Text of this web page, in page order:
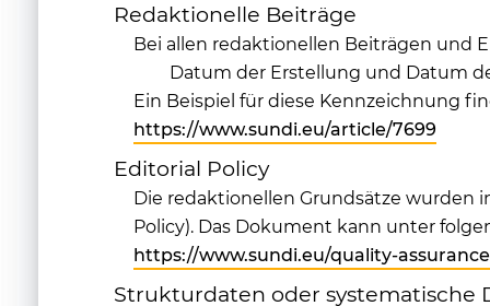
Redaktionelle Beiträge
Bei allen redaktionellen Beiträgen und
Datum der Erstellung und Datum
Ein Beispiel für diese Kennzeichnung
https://www.sundi.eu/article/7699
Editorial Policy
Die redaktionellen Grundsätze wurden
Policy). Das Dokument kann unter
https://www.sundi.eu/quality-assurance
Strukturdaten oder systematische